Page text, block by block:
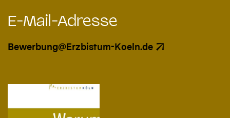
E-Mail-Adresse
Bewerbung@Erzbistum-Koeln.de